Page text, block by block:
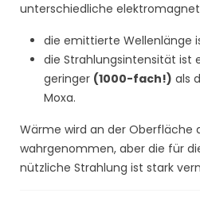
unterschiedliche
die emittierte Wellenlänge
die Strahlungsintensität ist
geringer (1000-fach!) als
Moxa.
Wärme wird an der Oberfläche
wahrgenommen, aber die für
nützliche Strahlung ist stark